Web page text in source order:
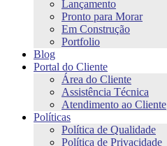
Lançamento
Pronto para Morar
Em Construção
Portfolio
Blog
Portal do Cliente
Área do Cliente
Assistência Técnica
Atendimento ao Cliente
Políticas
Política de Qualidade
Política de Privacidade